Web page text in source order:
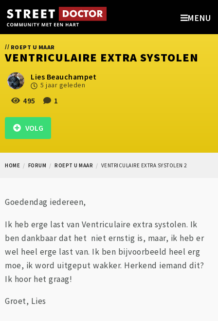
MENU
// ROEPT U MAAR
VENTRICULAIRE EXTRA SYSTOLEN
Lies Beauchampet
5 jaar geleden
495 1
VOLG
HOME FORUM ROEPT U MAAR VENTRICULAIRE EXTRA SYSTOLEN 2
Goedendag iedereen,
Ik heb erge last van Ventriculaire extra systolen. Ik
ben dankbaar dat het niet ernstig is, maar, ik heb er
wel heel erge last van. Ik ben bijvoorbeeld heel erg
moe, ik word uitgeput wakker. Herkend iemand dit?
Ik hoor het graag!
Groet, Lies